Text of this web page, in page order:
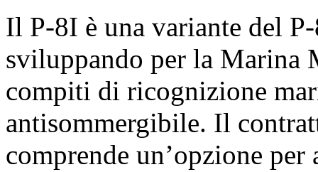
Il P-8I è una variante del
sviluppando per la
compiti di ricognizione
antisommergibile. Il
comprende un’opzione per